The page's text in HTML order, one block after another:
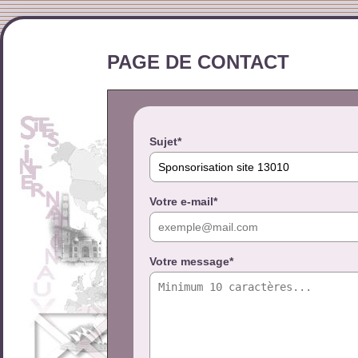
PAGE DE CONTACT
Sujet*
Votre e-mail*
Votre message*